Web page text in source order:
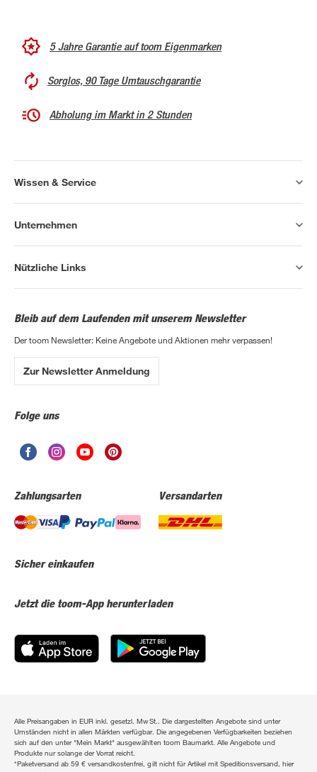
5 Jahre Garantie auf toom Eigenmarken
Sorglos, 90 Tage Umtauschgarantie
Abholung im Markt in 2 Stunden
Wissen & Service
Unternehmen
Nützliche Links
Bleib auf dem Laufenden mit unserem Newsletter
Der toom Newsletter: Keine Angebote und Aktionen mehr verpassen!
Zur Newsletter Anmeldung
Folge uns
Zahlungsarten Versandarten
Sicher einkaufen
Jetzt die toom-App herunterladen
Alle Preisangaben in EUR inkl. gesetzl. MwSt.. Die dargestellten Angebote sind unter
Umständen nicht in allen Märkten verfügbar. Die angegebenen Verfügbarkeiten beziehen
sich auf den unter "Mein Markt" ausgewählten toom Baumarkt. Alle Angebote und
Produkte nur solange der Vorrat reicht.
*Paketversand ab 59 € versandkostenfrei, gilt nicht für Artikel mit Speditionsversand, hier